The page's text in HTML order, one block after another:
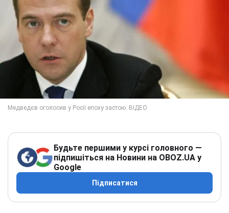
Будьте першими у курсі головного —
підпишіться на Новини на OBOZ.UA у
Google
Підписатися